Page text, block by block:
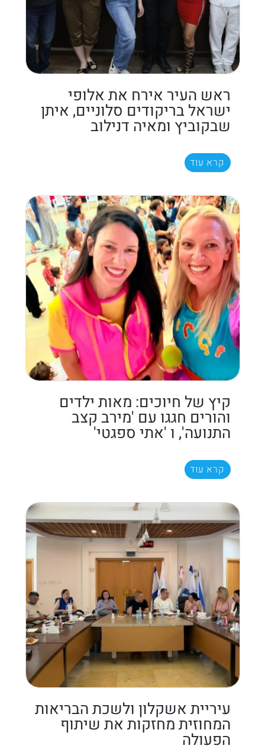
ראש העיר אירח את אלופי
ישראל בריקודים סלוניים, איתן
שבקוביץ ומאיה דנילוב
קרא עוד
קיץ של חיוכים: מאות ילדים
והורים חגגו עם 'מירב קצב
התנועה', ו 'אתי ספגטי'
קרא עוד
עיריית אשקלון ולשכת הבריאות
המחוזית מחזקות את שיתוף
הפעולה